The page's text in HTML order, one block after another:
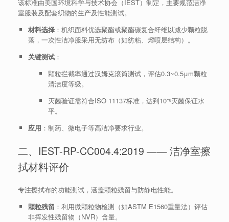
该标准由美国环境科学与技术协会（IEST）制定，主要规范洁净
室服装及配套织物的生产及性能测试。
材料选择：机织面料优选聚酯或聚酯碳复合纤维以减少颗粒脱
落，一次性洁净服采用无纺布（如纺粘、熔喷层结构）。
关键测试：
颗粒拦截率通过汉姆克滚筒测试，评估0.3~0.5μm颗粒
清洁度等级。
灭菌验证需符合ISO 11137标准，达到10⁻⁶灭菌保证水
平。
应用 ：制药、微电子等高洁净要求行业。
二、IEST-RP-CC004.4:2019 —— 洁净室擦
拭材料评价
专注擦拭布的功能测试，涵盖颗粒残留与防静电性能。
颗粒残留 ：利用微颗粒物检测（如ASTM E1560重量法）评估
非挥发性残留物（NVR）含量。